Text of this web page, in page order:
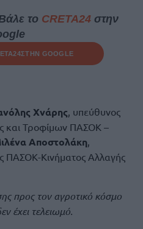
το CRETA24στην
ΣΤΗΝ GOOGLE
Χνάρης, υπεύθυνος
και Τροφίμων ΠΑΣΟΚ –
Αποστολάκη,
ΠΑΣΟΚ-Κινήματος Αλλαγής
προς τον αγροτικό κόσμο
έχει τελειωμό.